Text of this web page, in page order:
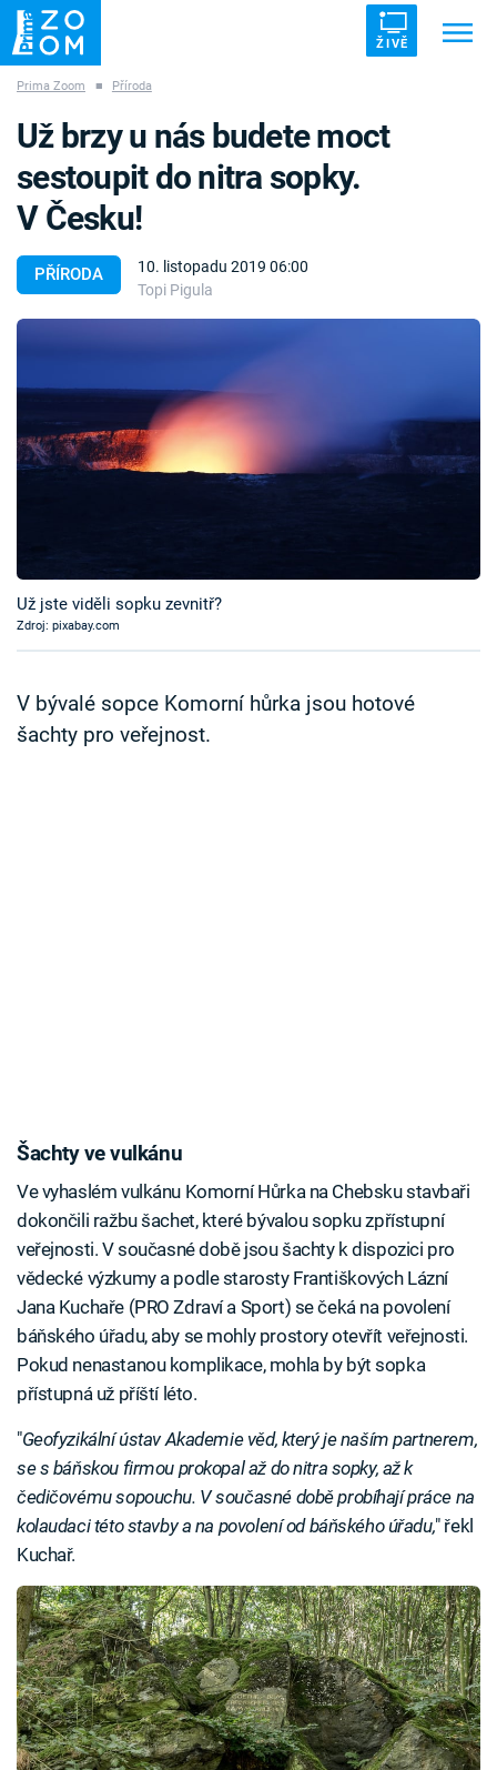
ŽIVĚ
ZÁHADY VETŘELCI DÁVNOVĚKU
Témata
TV Program
Sledujte prima+
Sledujte nás
Prima Zoom ■ Příroda
PŘÍRODA
10. listopadu 2019 06:00
Topi Pigula
Už brzy u nás budete moct
sestoupit do nitra sopky.
V Česku!
Už jste viděli sopku zevnitř?
Zdroj: pixabay.com
V bývalé sopce Komorní hůrka jsou hotové
šachty pro veřejnost.
Šachty ve vulkánu
Ve vyhaslém vulkánu Komorní Hůrka na Chebsku stavbaři
dokončili ražbu šachet, které bývalou sopku zpřístupní
veřejnosti. V současné době jsou šachty k dispozici pro
vědecké výzkumy a podle starosty Františkových Lázní
Jana Kuchaře (PRO Zdraví a Sport) se čeká na povolení
báňského úřadu, aby se mohly prostory otevřít veřejnosti.
Pokud nenastanou komplikace, mohla by být sopka
přístupná už příští léto.
"Geofyzikální ústav Akademie věd, který je naším partnerem,
se s báňskou firmou prokopal až do nitra sopky, až k
čedičovému sopouchu. V současné době probíhají práce na
kolaudaci této stavby a na povolení od báňského úřadu," řekl
Kuchař.